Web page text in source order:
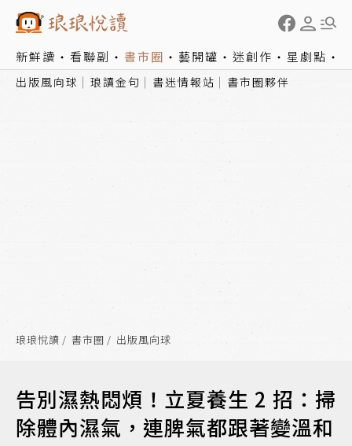
新鮮讀 看聯副 書市圈 藝開罐 迷創作 星劇點
出版風向球 琅讀金句 書迷情報站 書市圈夥伴
琅琅悅讀 書市圈 出版風向球
告別濕熱悶煩！立夏養生 2 招：掃
除體內濕氣，連脾氣都跟著變溫和